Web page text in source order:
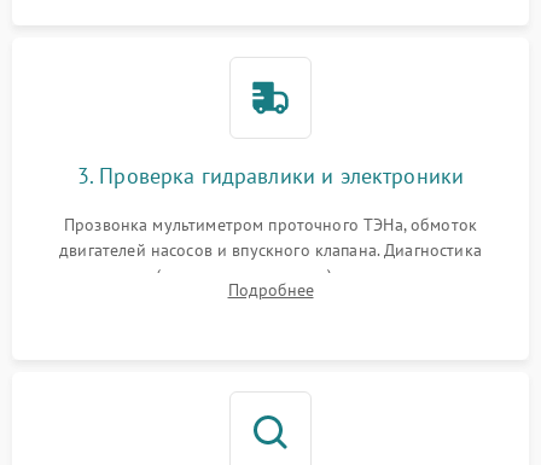
3. Проверка гидравлики и электроники
Прозвонка мультиметром проточного ТЭНа, обмоток
двигателей насосов и впускного клапана. Диагностика
прессостата (датчика уровня воды), датчика мутности,
концевика дверцы и электронного модуля управления.
Подробнее